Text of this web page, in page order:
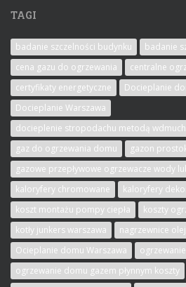
TAGI
badanie szczelności budynku
badanie
cena gazu do ogrzewania
centralne
certyfikaty energetyczne
Docieplanie
Docieplanie Warszawa
docieplenie stropodachu metodą
gaz do ogrzewania domu
gazon
gazowe przepływowe ogrzewacze wody
kaloryfery chromowane
kaloryfery
koszt montażu pompy ciepła
koszty
kotły junkers warszawa
nagrzewnice
Ocieplanie domu Warszawa
ogrzewanie domu gazem płynnym koszty